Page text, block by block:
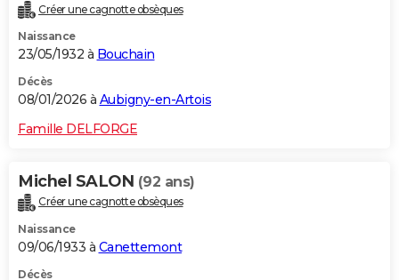
Créer une cagnotte obsèques
Naissance
23/05/1932 à Bouchain
Décès
08/01/2026 à Aubigny-en-Artois
Famille DELFORGE
Michel SALON (92 ans)
Créer une cagnotte obsèques
Naissance
09/06/1933 à Canettemont
Décès